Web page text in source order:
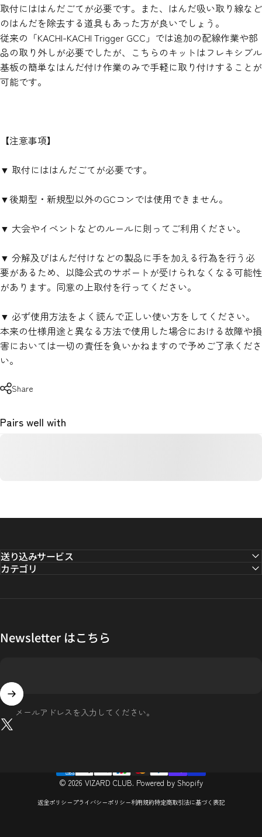
取付にははんだごてが必要です。また、はんだ吸い取り線など
のはんだを除去する道具もあった方が良いでしょう。
従来の「KACHI-KACHI Trigger GCC」では追加の配線作業や部
品の取り外しが必要でしたが、こちらのキットはフレキシブル
基板の簡単なはんだ付け作業のみで手軽に取り付けすることが
可能です。
【注意事項】
▼ 取付にははんだごてが必要です。
▼後期型・新規型以外のGCコンでは使用できません。
▼ 大会やイベントなどのルールに則ってご利用ください。
▼ 分解及びはんだ付けなどの製品に手を加える行為を行う必
要があるため、以降公式のサポートが受けられなくなる可能性
があります。同意の上取付を行ってください。
▼ 必ず使用方法をよく読んで正しい使い方をしてください。
本来の仕様用途と異なる方法で使用した場合における故障や損
害においては一切の責任を負いかねますので予めご了承くださ
い。
Share
Pairs well with
送り込みサービス
カテゴリ
Newsletter はこちら
メールアドレスを入力してください。
© 2026 VIZARD CLUB. Powered by Shopify
返金ポリシー プライバシーポリシー利用規約特定商取引法に基づく表記